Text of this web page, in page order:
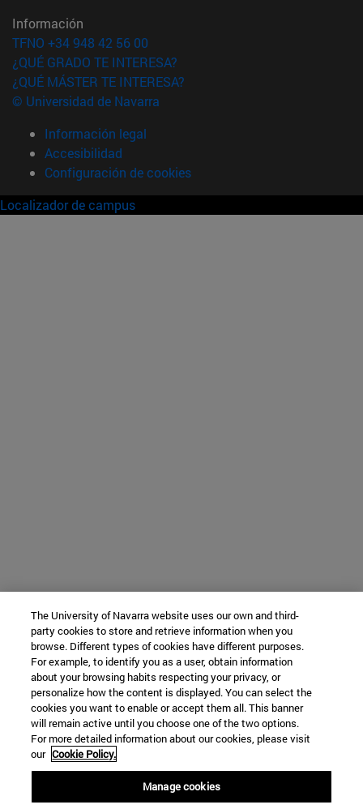
Información
TFNO +34 948 42 56 00
¿QUÉ GRADO TE INTERESA?
¿QUÉ MÁSTER TE INTERESA?
© Universidad de Navarra
Información legal
Accesibilidad
Configuración de cookies
Localizador de campus
The University of Navarra website uses our own and third-
party cookies to store and retrieve information when you
browse. Different types of cookies have different purposes.
For example, to identify you as a user, obtain information
about your browsing habits respecting your privacy, or
personalize how the content is displayed. You can select the
cookies you want to enable or accept them all. This banner
will remain active until you choose one of the two options.
For more detailed information about our cookies, please visit
our Cookie Policy.
Manage cookies